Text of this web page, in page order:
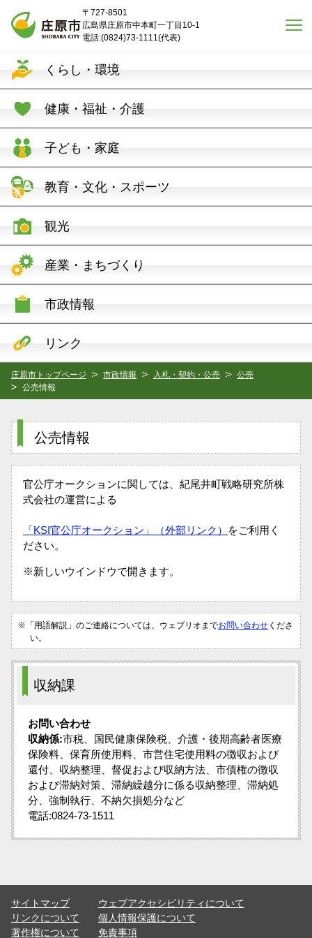
〒727-8501
広島県庄原市中本町一丁目10-1
電話:(0824)73-1111(代表)
くらし・環境
健康・福祉・介護
子ども・家庭
教育・文化・スポーツ
観光
産業・まちづくり
市政情報
リンク
庄原市トップページ 市政情報 入札・契約・公売
公売
公売情報
公売情報
官公庁オークションに関しては、紀尾井町戦略研究所株
式会社の運営による
「KSI官公庁オークション」（外部リンク）
をご利用く
ださい。
※新しいウインドウで開きます。
※「用語解説」のご連絡については、ウェブリオまでお問い合わせ くださ
い。
収納課
お問い合わせ
収納係:市税、国民健康保険税、介護・後期高齢者医療
保険料、保育所使用料、市営住宅使用料の徴収および
還付、収納整理、督促および収納方法、市債権の徴収
および滞納対策、滞納繰越分に係る収納整理、滞納処
分、強制執行、不納欠損処分など
電話:0824-73-1511
サイトマップ
ウェブアクセシビリティについて
リンクについて
個人情報保護について
著作権について
免責事項